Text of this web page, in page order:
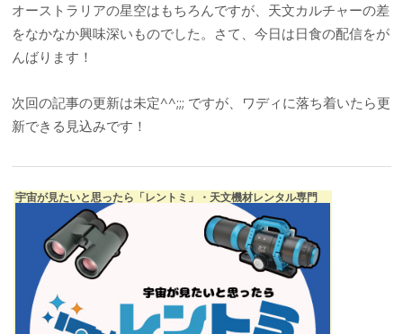
オーストラリアの星空はもちろんですが、天文カルチャーの差
をなかなか興味深いものでした。さて、今日は日食の配信をが
んばります！
次回の記事の更新は未定^^;;; ですが、ワディに落ち着いたら更
新できる見込みです！
宇宙が見たいと思ったら「レントミ」・天文機材レンタル専門